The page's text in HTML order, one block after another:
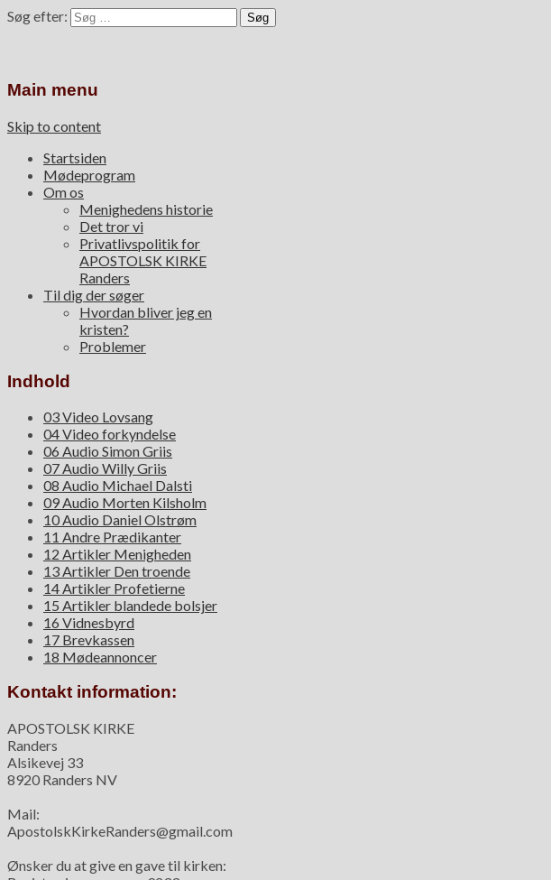
Søg efter:
Main menu
Skip to content
Startsiden
Mødeprogram
Om os
Menighedens historie
Det tror vi
Privatlivspolitik for
APOSTOLSK KIRKE
Randers
Til dig der søger
Hvordan bliver jeg en
kristen?
Problemer
Indhold
03 Video Lovsang
04 Video forkyndelse
06 Audio Simon Griis
07 Audio Willy Griis
08 Audio Michael Dalsti
09 Audio Morten Kilsholm
10 Audio Daniel Olstrøm
11 Andre Prædikanter
12 Artikler Menigheden
13 Artikler Den troende
14 Artikler Profetierne
15 Artikler blandede bolsjer
16 Vidnesbyrd
17 Brevkassen
18 Mødeannoncer
Kontakt information:
APOSTOLSK KIRKE
Randers
Alsikevej 33
8920 Randers NV
Mail:
ApostolskKirkeRanders@gmail.com
Ønsker du at give en gave til kirken: